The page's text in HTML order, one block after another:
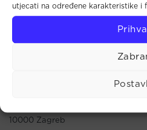
utjecati na određene karakteristike i
konzultirati liječnika ili drugu
10000 Zagreb